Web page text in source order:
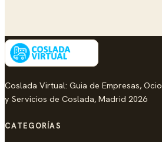
Coslada Virtual: Guia de Empresas, Ocio
y Servicios de Coslada, Madrid 2026
CATEGORÍAS